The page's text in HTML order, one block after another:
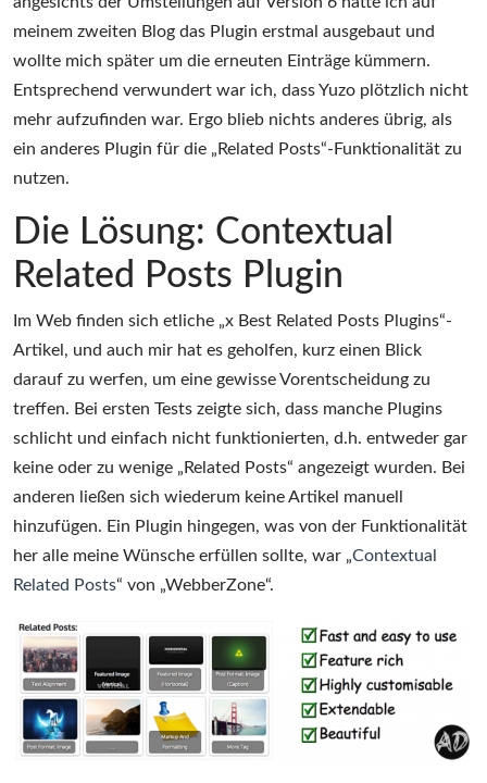
meinem zweiten Blog das Plugin erstmal ausgebaut und
wollte mich später um die erneuten Einträge kümmern.
Entsprechend verwundert war ich, dass Yuzo plötzlich nicht
mehr aufzufinden war. Ergo blieb nichts anderes übrig, als
ein anderes Plugin für die „Related Posts“-Funktionalität zu
nutzen.
Die Lösung: Contextual
Related Posts Plugin
Im Web finden sich etliche „x Best Related Posts Plugins“-
Artikel, und auch mir hat es geholfen, kurz einen Blick
darauf zu werfen, um eine gewisse Vorentscheidung zu
treffen. Bei ersten Tests zeigte sich, dass manche Plugins
schlicht und einfach nicht funktionierten, d.h. entweder gar
keine oder zu wenige „Related Posts“ angezeigt wurden. Bei
anderen ließen sich wiederum keine Artikel manuell
hinzufügen. Ein Plugin hingegen, was von der Funktionalität
her alle meine Wünsche erfüllen sollte, war „Contextual
Related Posts“ von „WebberZone“.